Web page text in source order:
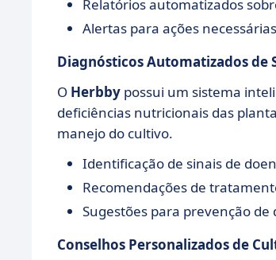
Relatórios automatizados
Alertas para ações
Diagnósticos Automatizados de
O Herbby possui um sistema
deficiências nutricionais das
manejo do cultivo.
Identificação de sinais de
Recomendações de
Sugestões para prevenção
Conselhos Personalizados de